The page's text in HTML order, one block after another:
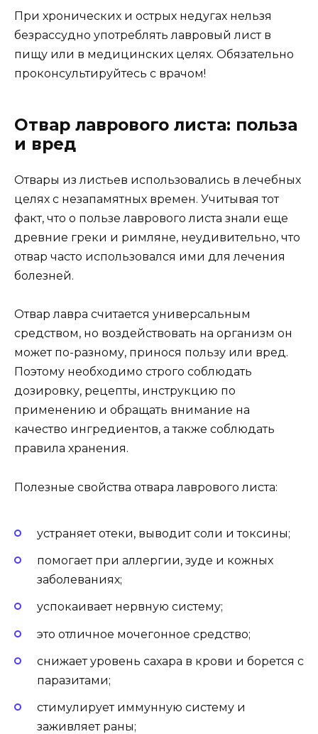
При хронических и острых недугах нельзя
безрассудно употреблять лавровый лист в
пищу или в медицинских целях. Обязательно
проконсультируйтесь с врачом!
Отвар лаврового листа: польза
и вред
Отвары из листьев использовались в лечебных
целях с незапамятных времен. Учитывая тот
факт, что о пользе лаврового листа знали еще
древние греки и римляне, неудивительно, что
отвар часто использовался ими для лечения
болезней.
Отвар лавра считается универсальным
средством, но воздействовать на организм он
может по-разному, принося пользу или вред.
Поэтому необходимо строго соблюдать
дозировку, рецепты, инструкцию по
применению и обращать внимание на
качество ингредиентов, а также соблюдать
правила хранения.
Полезные свойства отвара лаврового листа:
устраняет отеки, выводит соли и токсины;
помогает при аллергии, зуде и кожных
заболеваниях;
успокаивает нервную систему;
это отличное мочегонное средство;
снижает уровень сахара в крови и борется с
паразитами;
стимулирует иммунную систему и
заживляет раны;